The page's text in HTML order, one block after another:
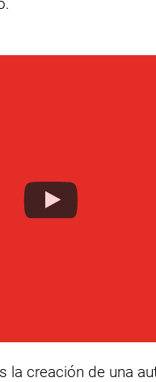
la creación de una